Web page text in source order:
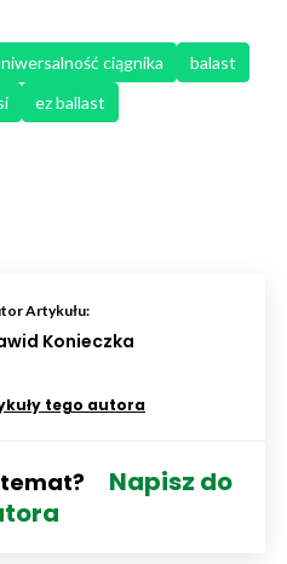
ciągnika
balast
ez ballast
Artykułu:
Konieczka
tego autora
Napisz do